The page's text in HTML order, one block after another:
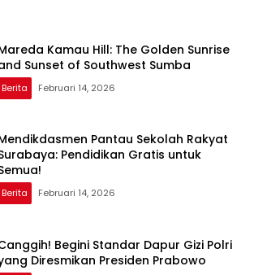
Kamau Hill: The Golden Sunrise
Sunset of Southwest Sumba
Berita Februari 14, 2026
Pantau Sekolah Rakyat
Pendidikan Gratis untuk
Berita Februari 14, 2026
Begini Standar Dapur Gizi Polri
Diresmikan Presiden Prabowo